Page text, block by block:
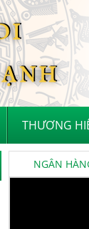
THƯƠNG
NGÂN